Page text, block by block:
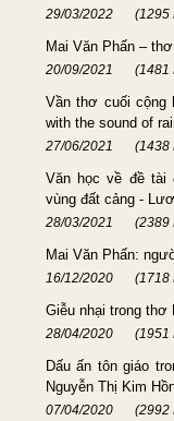
29/03/2022 (1295
Mai Văn Phấn –
20/09/2021 (1481
Vần thơ cuối cộng
with the sound of
27/06/2021 (1438
Văn học về đề tài
vùng đất cảng -
28/03/2021 (2389
Mai Văn Phấn:
16/12/2020 (1718
Giễu nhại trong thơ
28/04/2020 (1951
Dấu ấn tôn giáo
Nguyễn Thị Kim
07/04/2020 (2992